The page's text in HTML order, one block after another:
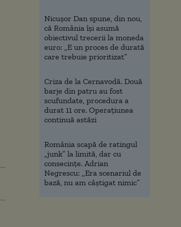
Nicușor Dan spune, din nou,
că România își asumă
obiectivul trecerii la moneda
euro: „E un proces de durată
care trebuie prioritizat”
Criza de la Cernavodă. Două
barje din patru au fost
scufundate, procedura a
durat 11 ore. Operațiunea
continuă astăzi
România scapă de ratingul
„junk” la limită, dar cu
consecinţe. Adrian
Negrescu: „Era scenariul de
bază, nu am câștigat nimic”